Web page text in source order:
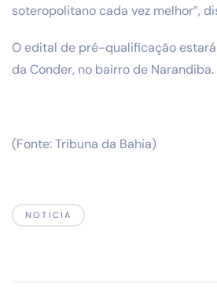
soteropolitano cada vez melhor”,
O edital de pré-qualificação
da Conder, no bairro de Narandiba.
(Fonte: Tribuna da Bahia)
NOTICIA